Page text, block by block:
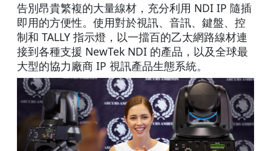
告別昂貴繁複的大量線材，充分利用 NDI IP 隨插
即用的方便性。使用對於視訊、音訊、鍵盤、控
制和 TALLY 指示燈，以一擋百的乙太網路線材連
接到各種支援 NewTek NDI 的產品，以及全球最
大型的協力廠商 IP 視訊產品生態系統。